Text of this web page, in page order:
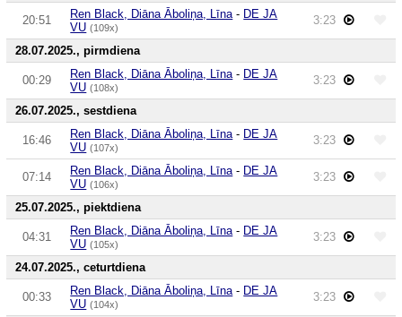
20:51 Ren Black, Diāna Āboliņa, Līna - DE JA
VU (109x)
3:23
28.07.2025., pirmdiena
00:29 Ren Black, Diāna Āboliņa, Līna - DE JA
VU (108x)
3:23
26.07.2025., sestdiena
16:46 Ren Black, Diāna Āboliņa, Līna - DE JA
VU (107x)
3:23
07:14 Ren Black, Diāna Āboliņa, Līna - DE JA
VU (106x)
3:23
25.07.2025., piektdiena
04:31 Ren Black, Diāna Āboliņa, Līna - DE JA
VU (105x)
3:23
24.07.2025., ceturtdiena
00:33 Ren Black, Diāna Āboliņa, Līna - DE JA
VU (104x)
3:23